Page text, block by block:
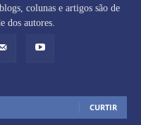
colunas e artigos são de
dos autores.
CURTIR